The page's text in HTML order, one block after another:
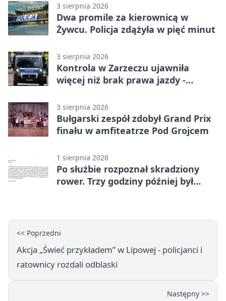
3 sierpnia 2026
Dwa promile za kierownicą w
Żywcu. Policja zdążyła w pięć minut
3 sierpnia 2026
Kontrola w Zarzeczu ujawniła
więcej niż brak prawa jazdy -
3 sierpnia 2026
Bułgarski zespół zdobył Grand Prix
finału w amfiteatrze Pod Grojcem
1 sierpnia 2026
Po służbie rozpoznał skradziony
rower. Trzy godziny później był
<< Poprzedni
Akcja „Świeć przykładem” w Lipowej - policjanci i
ratownicy rozdali odblaski
Następny >>